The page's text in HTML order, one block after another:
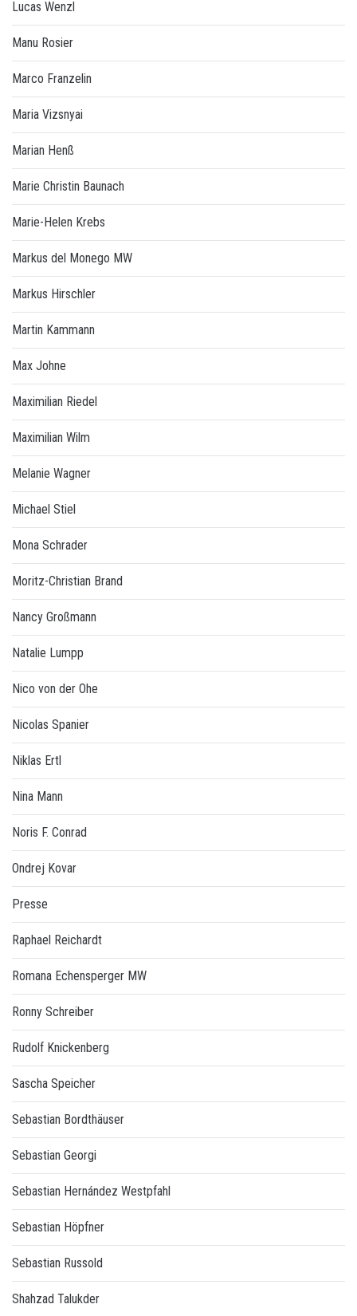
Lucas Wenzl
Manu Rosier
Marco Franzelin
Maria Vizsnyai
Marian Henß
Marie Christin Baunach
Marie-Helen Krebs
Markus del Monego MW
Markus Hirschler
Martin Kammann
Max Johne
Maximilian Riedel
Maximilian Wilm
Melanie Wagner
Michael Stiel
Mona Schrader
Moritz-Christian Brand
Nancy Großmann
Natalie Lumpp
Nico von der Ohe
Nicolas Spanier
Niklas Ertl
Nina Mann
Noris F. Conrad
Ondrej Kovar
Presse
Raphael Reichardt
Romana Echensperger MW
Ronny Schreiber
Rudolf Knickenberg
Sascha Speicher
Sebastian Bordthäuser
Sebastian Georgi
Sebastian Hernández Westpfahl
Sebastian Höpfner
Sebastian Russold
Shahzad Talukder